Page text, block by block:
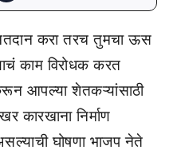
करा तरच तुमचा ऊस
काम विरोधक करत
आपल्या शेतकऱ्यांसाठी
कारखाना निर्माण
घोषणा भाजप नेते